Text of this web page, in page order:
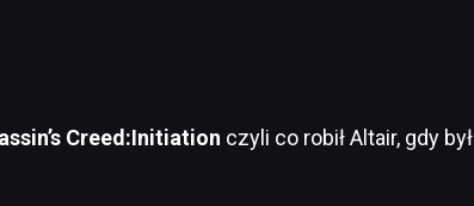
Creed:Initiation czyli co robił Altair, gdy był